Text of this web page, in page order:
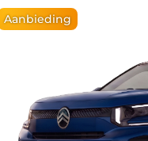
Aanbieding